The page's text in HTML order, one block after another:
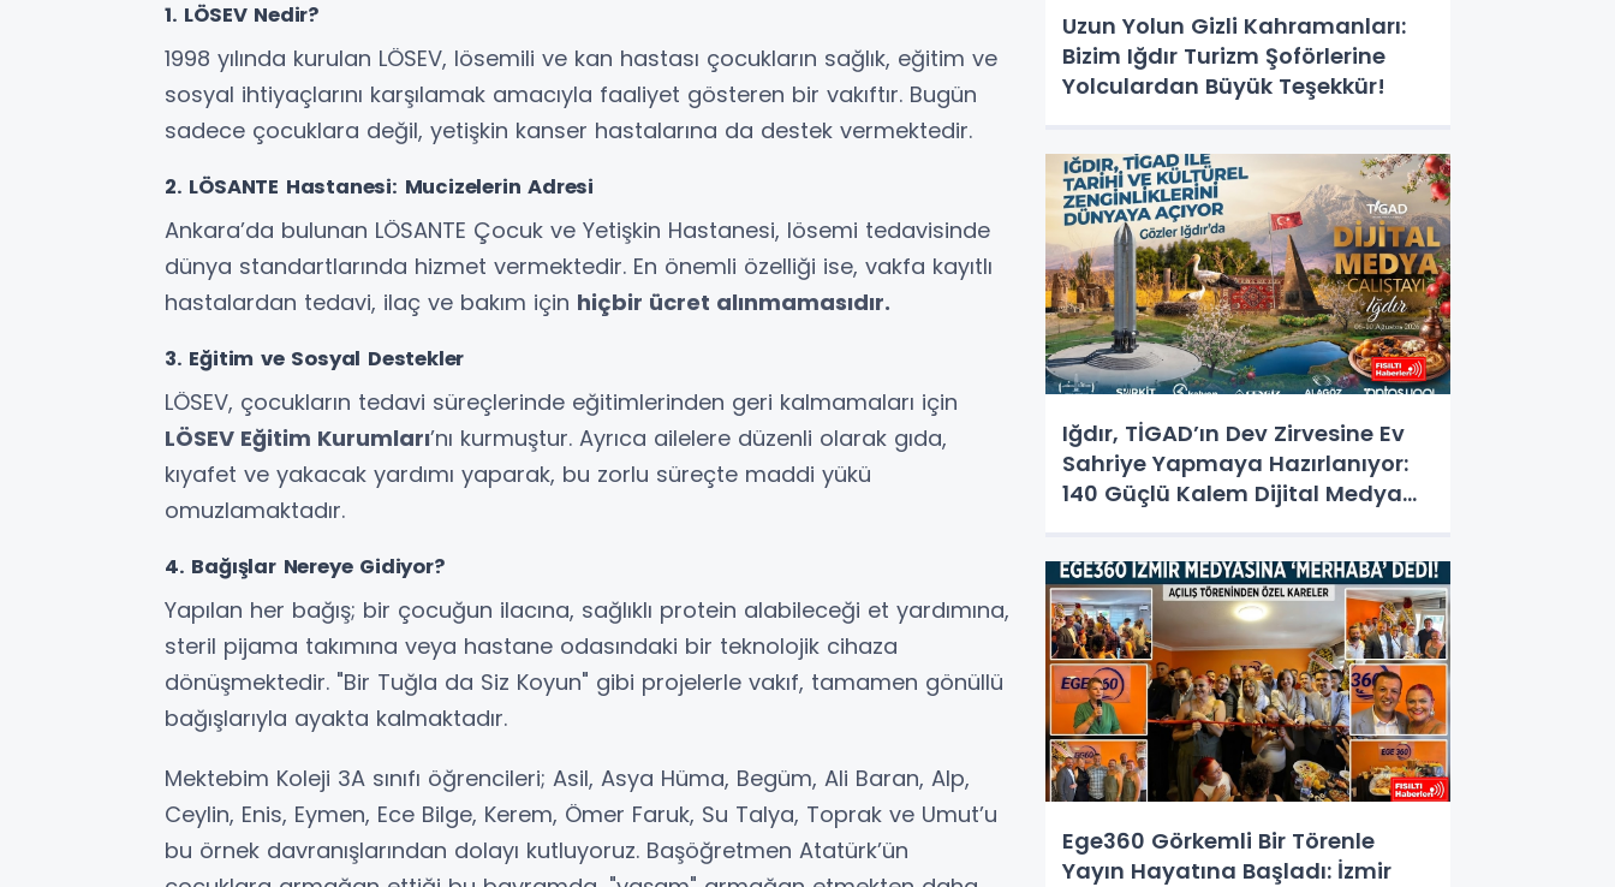
1. LÖSEV Nedir?
1998 yılında kurulan LÖSEV, lösemili ve kan hastası çocukların sağlık, eğitim ve
sosyal ihtiyaçlarını karşılamak amacıyla faaliyet gösteren bir vakıftır. Bugün
sadece çocuklara değil, yetişkin kanser hastalarına da destek vermektedir.
2. LÖSANTE Hastanesi: Mucizelerin Adresi
Ankara’da bulunan LÖSANTE Çocuk ve Yetişkin Hastanesi, lösemi tedavisinde
dünya standartlarında hizmet vermektedir. En önemli özelliği ise, vakfa kayıtlı
hastalardan tedavi, ilaç ve bakım için hiçbir ücret alınmamasıdır.
3. Eğitim ve Sosyal Destekler
LÖSEV, çocukların tedavi süreçlerinde eğitimlerinden geri kalmamaları için
LÖSEV Eğitim Kurumları’nı kurmuştur. Ayrıca ailelere düzenli olarak gıda,
kıyafet ve yakacak yardımı yaparak, bu zorlu süreçte maddi yükü
omuzlamaktadır.
4. Bağışlar Nereye Gidiyor?
Yapılan her bağış; bir çocuğun ilacına, sağlıklı protein alabileceği et yardımına,
steril pijama takımına veya hastane odasındaki bir teknolojik cihaza
dönüşmektedir. "Bir Tuğla da Siz Koyun" gibi projelerle vakıf, tamamen gönüllü
bağışlarıyla ayakta kalmaktadır.
Mektebim Koleji 3A sınıfı öğrencileri; Asil, Asya Hüma, Begüm, Ali Baran, Alp,
Ceylin, Enis, Eymen, Ece Bilge, Kerem, Ömer Faruk, Su Talya, Toprak ve Umut’u
bu örnek davranışlarından dolayı kutluyoruz. Başöğretmen Atatürk’ün
Uzun Yolun Gizli Kahramanları:
Bizim Iğdır Turizm Şoförlerine
Yolculardan Büyük Teşekkür!
Iğdır, TİGAD’ın Dev Zirvesine Ev
Sahriye Yapmaya Hazırlanıyor:
140 Güçlü Kalem Dijital Medya
Ege360 Görkemli Bir Törenle
Yayın Hayatına Başladı: İzmir